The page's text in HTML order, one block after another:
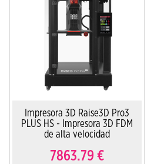
Impresora 3D Raise3D Pro3
PLUS HS - Impresora 3D FDM
de alta velocidad
7863.79 €